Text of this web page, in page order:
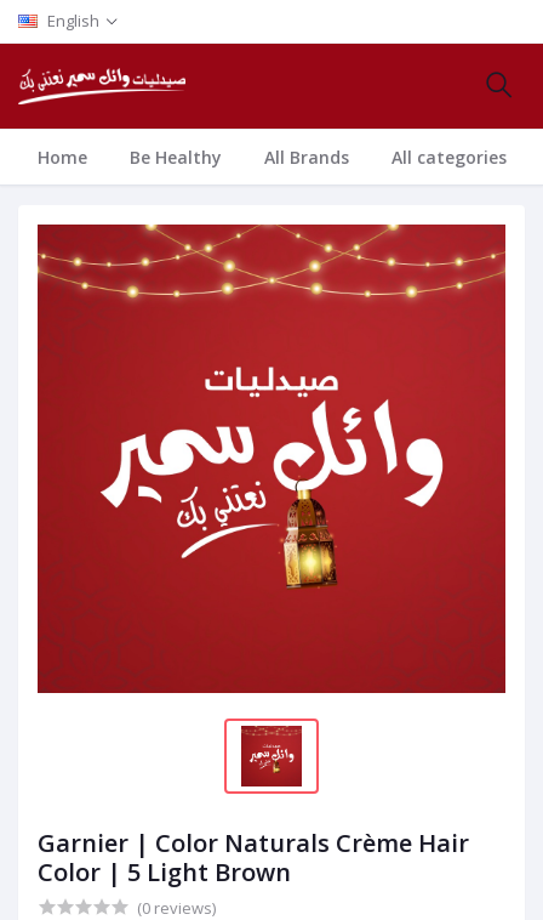
English
Home Be Healthy All Brands All categories
Garnier | Color Naturals Crème Hair
Color | 5 Light Brown
(0 reviews)